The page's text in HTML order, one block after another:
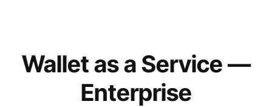
Wallet as a Service —
Enterprise